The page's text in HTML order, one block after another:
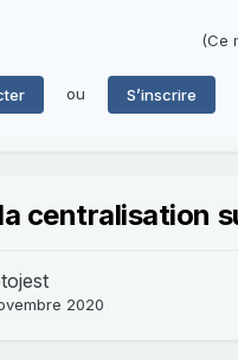
(Ce
ou S’inscrire
centralisation
2020